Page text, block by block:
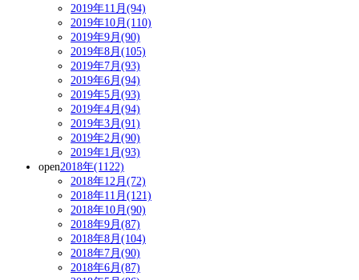
2019年11月(94)
2019年10月(110)
2019年9月(90)
2019年8月(105)
2019年7月(93)
2019年6月(94)
2019年5月(93)
2019年4月(94)
2019年3月(91)
2019年2月(90)
2019年1月(93)
open2018年(1122)
2018年12月(72)
2018年11月(121)
2018年10月(90)
2018年9月(87)
2018年8月(104)
2018年7月(90)
2018年6月(87)